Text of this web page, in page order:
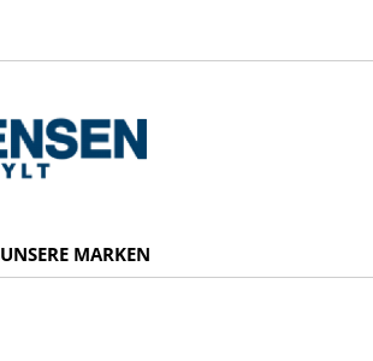
UNSERE MARKEN